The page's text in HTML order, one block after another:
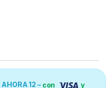
AHORA 12 – con y